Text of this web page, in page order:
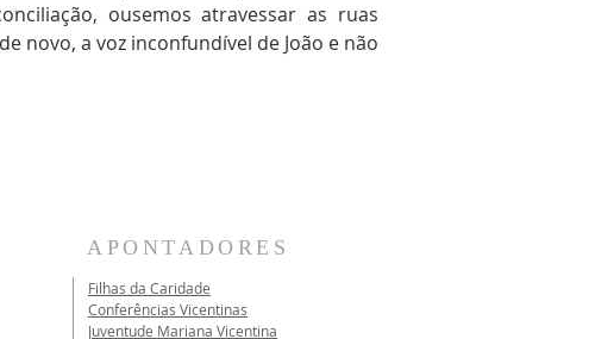
ousemos atravessar as ruas
novo, a voz inconfundível de João e não
APONTADORES
Filhas da Caridade
Conferências Vicentinas
Juventude Mariana Vicentina